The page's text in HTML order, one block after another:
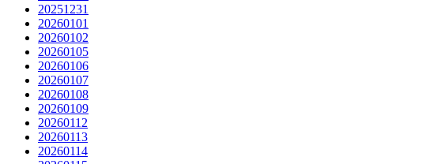
20251231
20260101
20260102
20260105
20260106
20260107
20260108
20260109
20260112
20260113
20260114